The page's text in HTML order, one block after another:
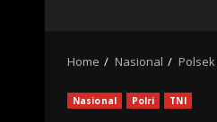
Home Nasional
Nasional Polri TNI